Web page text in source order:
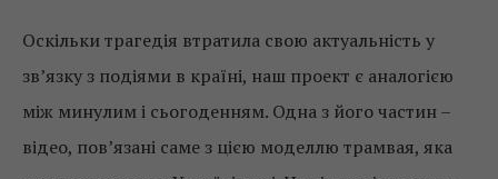
Оскільки трагедія втратила свою актуальність у
зв’язку з подіями в країні, наш проект є аналогією
між минулим і сьогоденням. Одна з його частин –
відео, пов’язані саме з цією моделлю трамвая, яка